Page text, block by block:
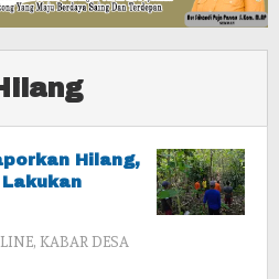
Hilang,
, KABAR DESA